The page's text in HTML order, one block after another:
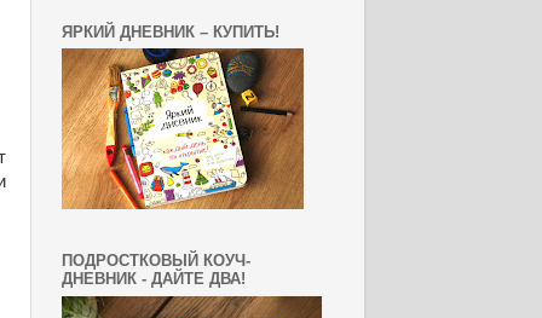
ЯРКИЙ ДНЕВНИК – КУПИТЬ!
ПОДРОСТКОВЫЙ КОУЧ-
ДНЕВНИК - ДАЙТЕ ДВА!